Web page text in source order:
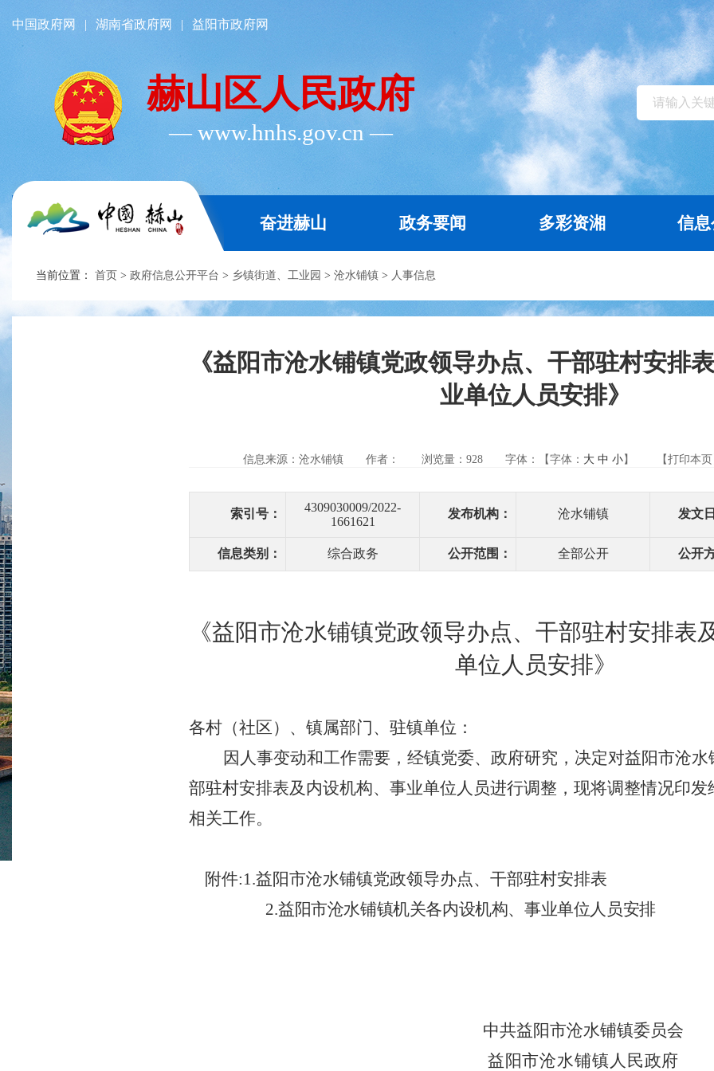
中国政府网 | 湖南省政府网 | 益阳市政府网
赫山区人民政府
― www.hnhs.gov.cn ―
奋进赫山 政务要闻 多彩资湘 信
当前位置： 首页 > 政府信息公开平台 > 乡镇街道、工业园 > 沧水铺镇 > 人事信息
《益阳市沧水铺镇党政领导办点、干部驻村安排
业单位人员安排》
信息来源：沧水铺镇 作者： 浏览量： 928 字体：【字体： 大 中 小】 【打印本
索引号：
4309030009/2022-
1661621
发布机构： 沧水铺镇 发文
信息类别： 综合政务 公开范围： 全部公开 公开
《益阳市沧水铺镇党政领导办点、干部驻村安排表
单位 人员安排》
各村（社区）、镇属部门、驻镇单位 ：
因人事变动和工作需要， 经镇党委、政府研究 ， 决定对益阳市沧水
部驻村安排表及内设机构、事业单位 人员进行调整，现将调整情况印
相关工作。
附件:1.益阳市沧水铺镇党政领导办点、干部驻村安排表
2.益阳市沧水铺镇机关各内设机构、事业单位人员安排
中共益阳市沧水铺镇委员会
益阳市沧水铺镇人民政府